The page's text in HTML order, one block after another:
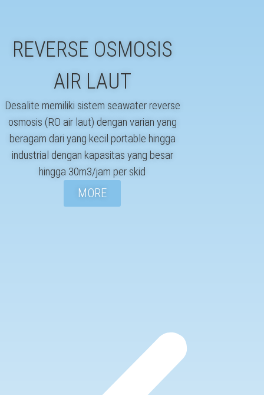
REVERSE OSMOSIS
AIR LAUT
Desalite memiliki sistem seawater reverse
osmosis (RO air laut) dengan varian yang
beragam dari yang kecil portable hingga
industrial dengan kapasitas yang besar
hingga 30m3/jam per skid
MORE